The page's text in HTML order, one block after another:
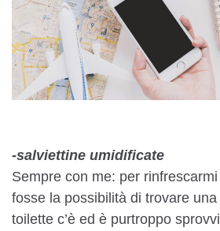
-salviettine umidificate
Sempre con me: per
fosse la possibilità di trovare
toilette c’è ed è purtroppo